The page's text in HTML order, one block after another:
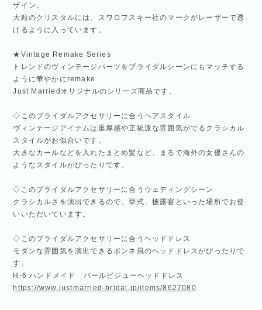
ザイン。
大粒のクリスタルには、スワロフスキー社のマークがレーザーで透
けるように入っています。
★Vintage Remake Series
トレンドのヴィンテージパーツをブライダルシーンにもマッチする
ように華やかにremake
Just Marriedオリジナルのシリーズ商品です。
◇このブライダルアクセサリーに合うヘアスタイル
ヴィンテージアイテムは重厚感や正統派な雰囲気がでるクラシカル
スタイルがお似合いです。
大きなカールなどを入れたまとめ髪など、まるで海外の女優さんの
ようなスタイルがぴったりです。
◇このブライダルアクセサリーに合うウェディングシーン
クラシカルさを演出できるので、挙式、披露宴といった場所でお使
いいただいています。
◇このブライダルアクセサリーに合うヘッドドレス
モダンな雰囲気を演出できるボンネ風のヘッドドレスがぴったりで
す。
H-6 ハンドメイド パールビジューヘッドドレス
https://www.justmarried-bridal.jp/items/8627080